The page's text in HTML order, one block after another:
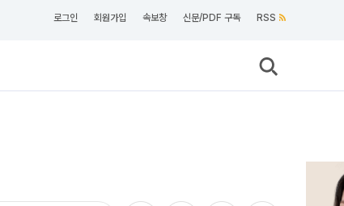
로그인 회원가입 속보창 신문/PDF 구독 RSS